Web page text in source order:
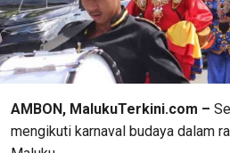
AMBON, MalukuTerkini.com –
mengikuti karnaval budaya dalam